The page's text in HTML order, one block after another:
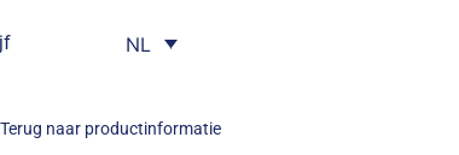
NL
Terug naar productinformatie